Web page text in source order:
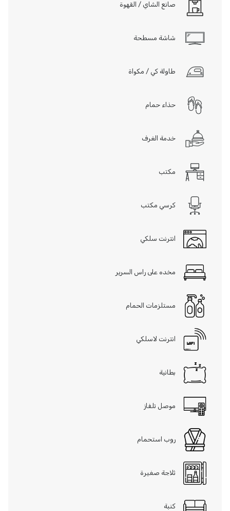
صانع الشاي / القهوة
شاشة مسطحة
طاولة كي / مكواة
حذاء حمام
خدمة الغرف
مكتب
كرسي مكتب
انترنت سلكي
مخده على راس السرير
مستلزمات الحمام
انترنت لاسلكي
بطانية
موصل تلفاز
روب استحمام
ثلاجة صغيرة
كنبة